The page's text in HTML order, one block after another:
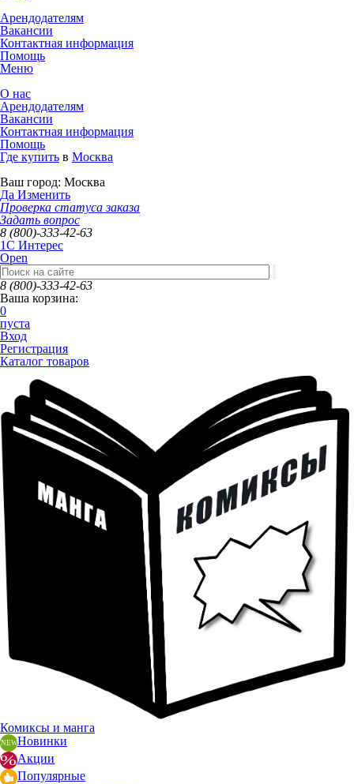
Арендодателям
Вакансии
Контактная информация
Помощь
Меню
О нас
Арендодателям
Вакансии
Контактная информация
Помощь
Где купить в Москва
Ваш город: Москва
Да Изменить
Проверка статуса заказа
Задать вопрос
8 (800)-333-42-63
1C Интерес
Open
8 (800)-333-42-63
Ваша корзина:
0
пуста
Вход
Регистрация
Каталог товаров
Комиксы и манга
Новинки
Акции
Популярные